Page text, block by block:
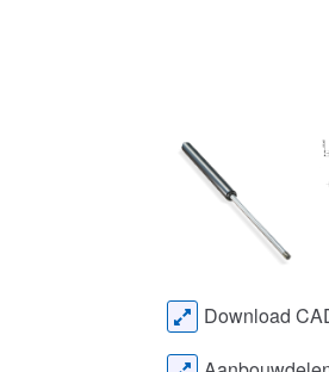
Download
Aanbouwdelen